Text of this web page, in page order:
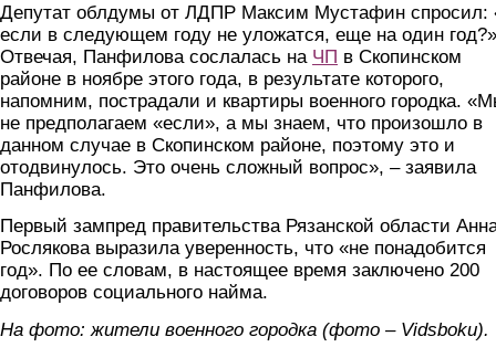
Депутат облдумы от ЛДПР Максим Мустафин спросил:
если в следующем году не уложатся, еще на один год?»
Отвечая, Панфилова сослалась на ЧП в Скопинском
районе в ноябре этого года, в результате которого,
напомним, пострадали и квартиры военного городка.
не предполагаем «если», а мы знаем, что произошло в
данном случае в Скопинском районе, поэтому это и
отодвинулось. Это очень сложный вопрос», – заявила
Панфилова.
Первый зампред правительства Рязанской области
Рослякова выразила уверенность, что «не понадобится
год». По ее словам, в настоящее время заключено 200
договоров социального найма.
На фото: жители военного городка (фото – Vidsboku).